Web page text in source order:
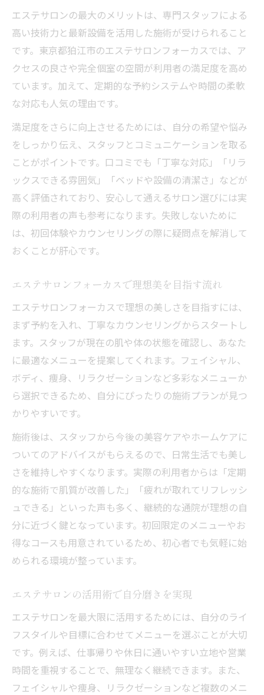
エステサロンの最大のメリットは、専門スタッフによる
高い技術力と最新設備を活用した施術が受けられること
です。東京都狛江市のエステサロンフォーカスでは、ア
クセスの良さや完全個室の空間が利用者の満足度を高め
ています。加えて、定期的な予約システムや時間の柔軟
な対応も人気の理由です。
満足度をさらに向上させるためには、自分の希望や悩み
をしっかり伝え、スタッフとコミュニケーションを取る
ことがポイントです。口コミでも「丁寧な対応」「リラ
ックスできる雰囲気」「ベッドや設備の清潔さ」などが
高く評価されており、安心して通えるサロン選びには実
際の利用者の声も参考になります。失敗しないために
は、初回体験やカウンセリングの際に疑問点を解消して
おくことが肝心です。
エステサロンフォーカスで理想美を目指す流れ
エステサロンフォーカスで理想の美しさを目指すには、
まず予約を入れ、丁寧なカウンセリングからスタートし
ます。スタッフが現在の肌や体の状態を確認し、あなた
に最適なメニューを提案してくれます。フェイシャル、
ボディ、痩身、リラクゼーションなど多彩なメニューか
ら選択できるため、自分にぴったりの施術プランが見つ
かりやすいです。
施術後は、スタッフから今後の美容ケアやホームケアに
ついてのアドバイスがもらえるので、日常生活でも美し
さを維持しやすくなります。実際の利用者からは「定期
的な施術で肌質が改善した」「疲れが取れてリフレッシ
ュできる」といった声も多く、継続的な通院が理想の自
分に近づく鍵となっています。初回限定のメニューやお
得なコースも用意されているため、初心者でも気軽に始
められる環境が整っています。
エステサロンの活用術で自分磨きを実現
エステサロンを最大限に活用するためには、自分のライ
フスタイルや目標に合わせてメニューを選ぶことが大切
です。例えば、仕事帰りや休日に通いやすい立地や営業
時間を重視することで、無理なく継続できます。また、
フェイシャルや痩身、リラクゼーションなど複数のメニ